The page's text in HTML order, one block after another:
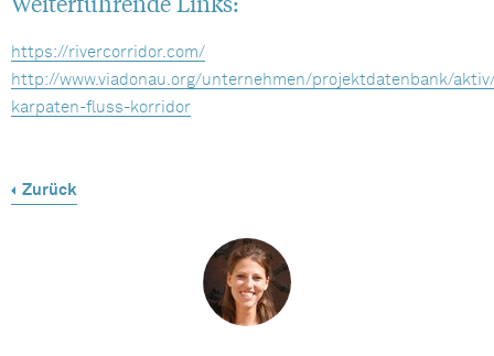
https://rivercorridor.com/
http://www.viadonau.org/unternehmen/projektdatenbank/
karpaten-fluss-korridor
Zurück